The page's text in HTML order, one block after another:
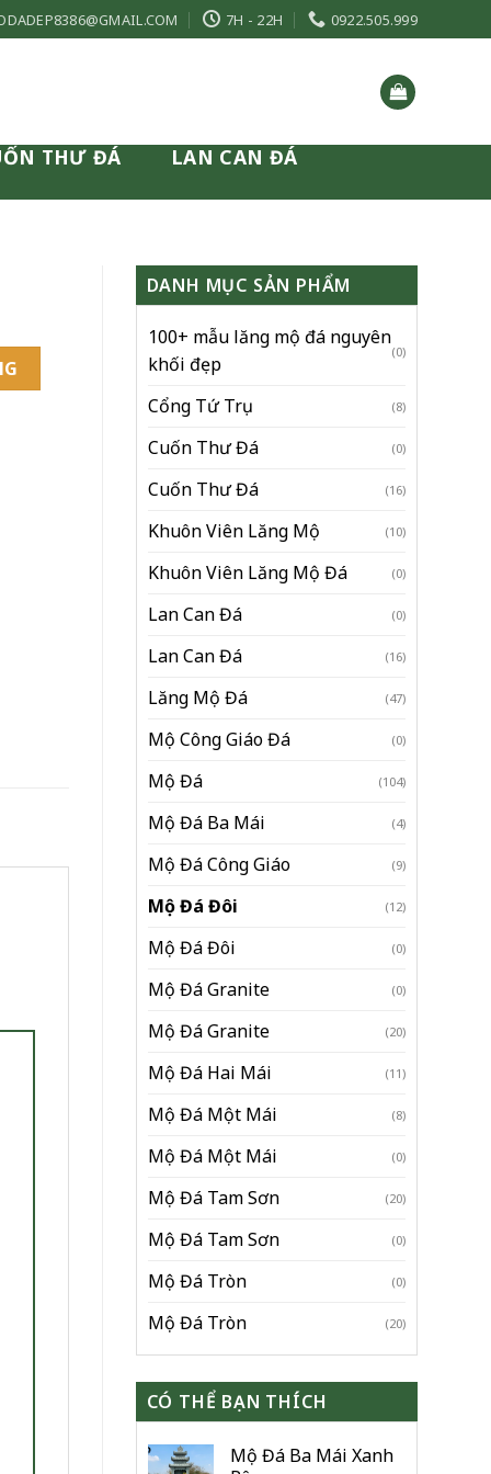
7H - 22H 0922.505.999
THƯ ĐÁ LAN CAN ĐÁ
DANH MỤC SẢN PHẨM
100+ mẫu lăng mộ đá nguyên
khối đẹp
(0)
Cổng Tứ Trụ (8)
Cuốn Thư Đá (0)
Cuốn Thư Đá (16)
Khuôn Viên Lăng Mộ (10)
Khuôn Viên Lăng Mộ Đá (0)
Lan Can Đá (0)
Lan Can Đá (16)
Lăng Mộ Đá (47)
Mộ Công Giáo Đá (0)
Mộ Đá (104)
Mộ Đá Ba Mái (4)
Mộ Đá Công Giáo (9)
Mộ Đá Đôi (12)
Mộ Đá Đôi (0)
Mộ Đá Granite (0)
Mộ Đá Granite (20)
Mộ Đá Hai Mái (11)
Mộ Đá Một Mái (8)
Mộ Đá Một Mái (0)
Mộ Đá Tam Sơn (20)
Mộ Đá Tam Sơn (0)
Mộ Đá Tròn (0)
Mộ Đá Tròn (20)
CÓ THỂ BẠN THÍCH
Mộ Đá Ba Mái Xanh